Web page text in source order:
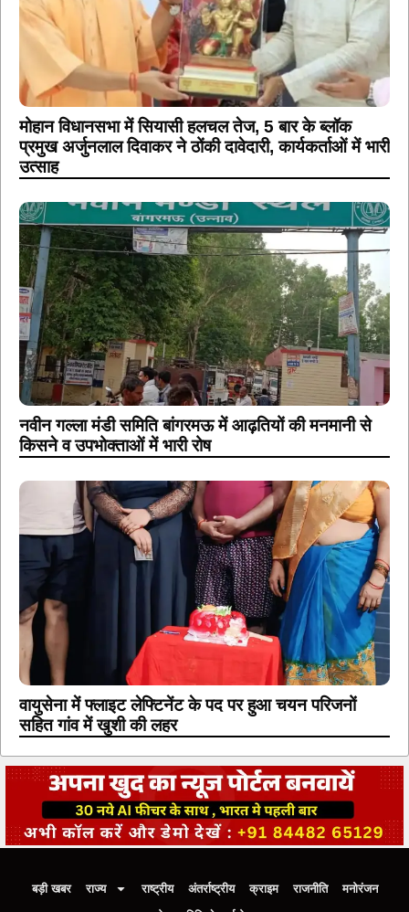
मोहान विधानसभा में सियासी हलचल तेज, 5 बार के ब्लॉक
प्रमुख अर्जुनलाल दिवाकर ने ठोंकी दावेदारी, कार्यकर्ताओं में भारी
उत्साह
नवीन गल्ला मंडी समिति बांगरमऊ में आढ़तियों की मनमानी से
किसने व उपभोक्ताओं में भारी रोष
वायुसेना में फ्लाइट लेफ्टिनेंट के पद पर हुआ चयन परिजनों
सहित गांव में खुशी की लहर
बड़ी खबर राज्य राष्ट्रीय अंतर्राष्ट्रीय क्राइम राजनीति
मनोरंजन